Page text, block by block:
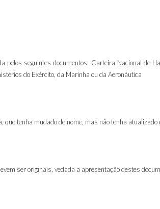
pelos seguintes documentos: Carteira Nacional de
do Exército, da Marinha ou da Aeronáutica
tenha mudado de nome, mas não tenha
ser originais, vedada a apresentação destes